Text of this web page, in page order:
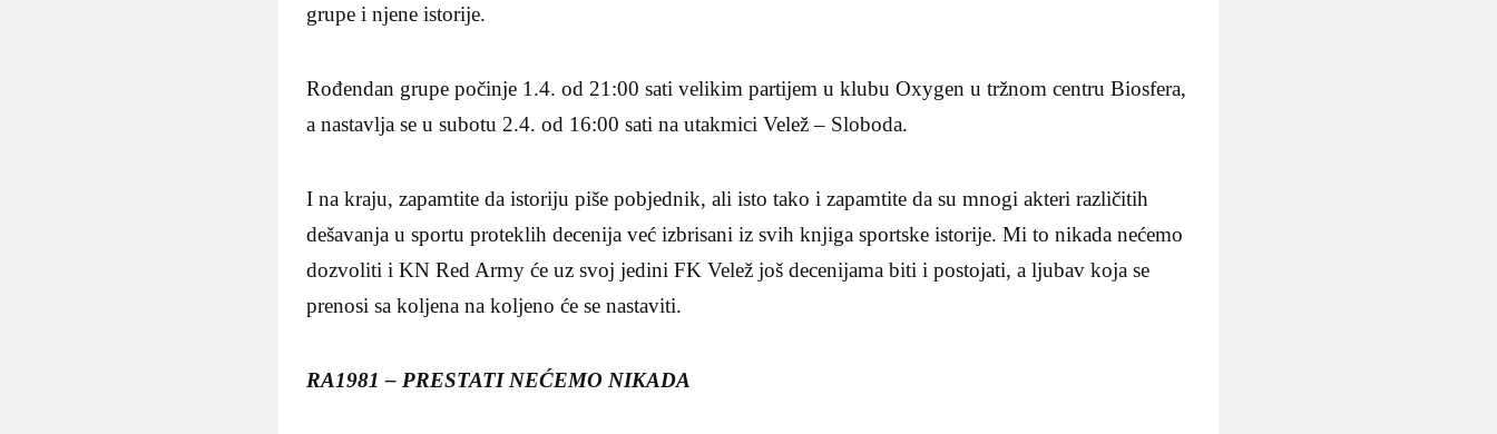
grupe i njene istorije.
Rođendan grupe počinje 1.4. od 21:00 sati velikim partijem u klubu Oxygen u tržnom centru Biosfera,
a nastavlja se u subotu 2.4. od 16:00 sati na utakmici Velež – Sloboda.
I na kraju, zapamtite da istoriju piše pobjednik, ali isto tako i zapamtite da su mnogi akteri različitih
dešavanja u sportu proteklih decenija već izbrisani iz svih knjiga sportske istorije. Mi to nikada nećemo
dozvoliti i KN Red Army će uz svoj jedini FK Velež još decenijama biti i postojati, a ljubav koja se
prenosi sa koljena na koljeno će se nastaviti.
RA1981 – PRESTATI NEĆEMO NIKADA